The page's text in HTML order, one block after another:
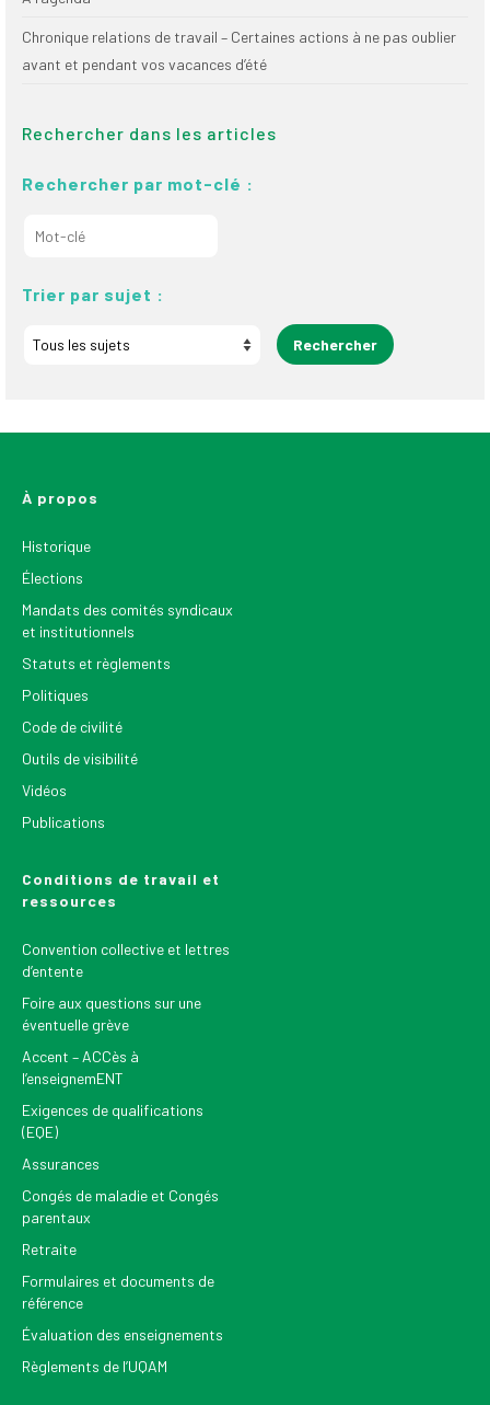
Chronique relations de travail – Certaines actions à ne pas oublier
avant et pendant vos vacances d’été
Rechercher dans les articles
Rechercher par mot-clé :
Trier par sujet :
À propos
Historique
Élections
Mandats des comités syndicaux
et institutionnels
Statuts et règlements
Politiques
Code de civilité
Outils de visibilité
Vidéos
Publications
Conditions de travail et
ressources
Convention collective et lettres
d’entente
Foire aux questions sur une
éventuelle grève
Accent – ACCès à
l’enseignemENT
Exigences de qualifications
(EQE)
Assurances
Congés de maladie et Congés
parentaux
Retraite
Formulaires et documents de
référence
Évaluation des enseignements
Règlements de l’UQAM